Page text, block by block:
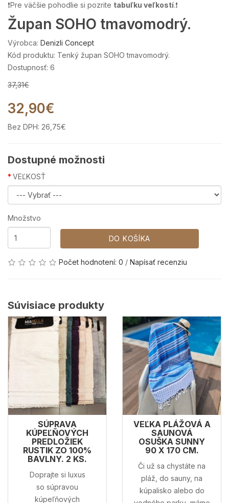
❗Pre väčšie pohodlie si pozrite tabuľku veľkostí.❗
Župan SOHO tmavomodrý.
Výrobca: Denizli Concept
Kód produktu: Tenký župan SOHO tmavomodrý.
Dostupnosť: 6
37,31€
32,90€
Bez DPH: 26,75€
Dostupné možnosti
VEĽKOSŤ
Množstvo
DO KOŠÍKA
Počet hodnotení: 0 / Napísať recenziu
Súvisiace produkty
SÚPRAVA
KÚPEĽŇOVÝCH
PREDLOŽIEK
RUSTIK ZO 100%
BAVLNY. 2 KS.
Doprajte si luxus
so súpravou
kúpeľňových
VEĽKA PLÁŽOVÁ A
SAUNOVÁ
OSUŠKA SUNNY
90 X 170 CM.
Či už sa chystáte na
pláž, do sauny, na
kúpalisko alebo do